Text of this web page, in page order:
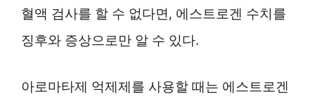
혈액 검사를 할 수 없다면, 에스트로겐 수치를
징후와 증상으로만 알 수 있다.
아로마타제 억제제를 사용할 때는 에스트로겐